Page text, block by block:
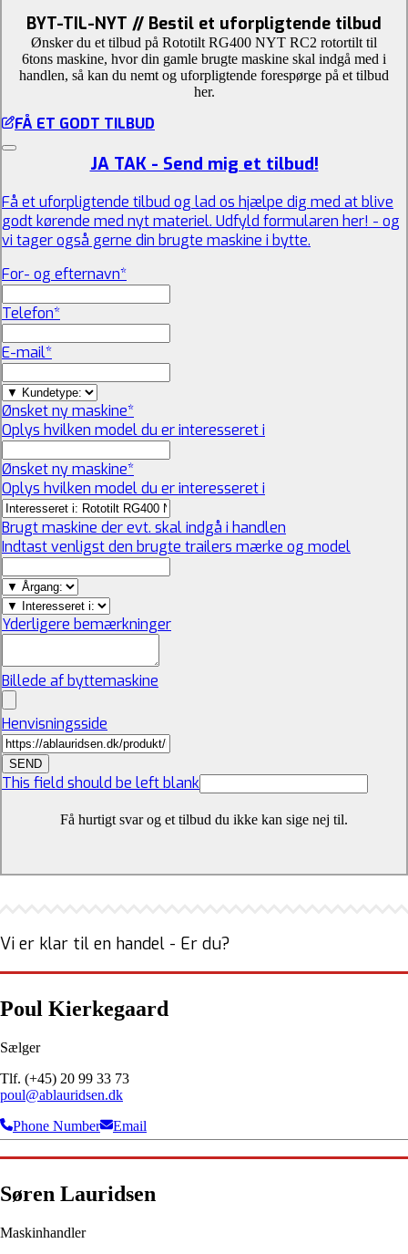
BYT-TIL-NYT // Bestil et uforpligtende tilbud
Ønsker du et tilbud på Rototilt RG400 NYT RC2 rotortilt til
6tons maskine, hvor din gamle brugte maskine skal indgå med i
handlen, så kan du nemt og uforpligtende forespørge på et tilbud
her.
FÅ ET GODT TILBUD
JA TAK - Send mig et tilbud!
Få et uforpligtende tilbud og lad os hjælpe dig med at blive
godt kørende med nyt materiel. Udfyld formularen her! - og
vi tager også gerne din brugte maskine i bytte.
For- og efternavn*
Telefon*
E-mail*
Ønsket ny maskine*
Oplys hvilken model du er interesseret i
Ønsket ny maskine*
Oplys hvilken model du er interesseret i
Brugt maskine der evt. skal indgå i handlen
Indtast venligst den brugte trailers mærke og model
Yderligere bemærkninger
Billede af byttemaskine
Henvisningsside
SEND
This field should be left blank
Få hurtigt svar og et tilbud du ikke kan sige nej til.
Vi er klar til en handel - Er du?
Poul Kierkegaard
Sælger
Tlf. (+45) 20 99 33 73
poul@ablauridsen.dk
Phone Number
Email
Søren Lauridsen
Maskinhandler